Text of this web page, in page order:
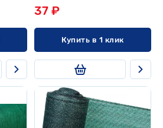
37 ₽
Купить в 1 клик